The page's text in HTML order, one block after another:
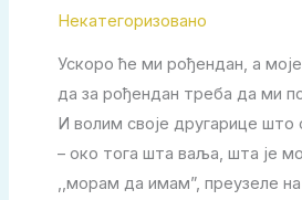
Некатегоризовано
Ускоро ће ми рођендан, а
да за рођендан треба да ми
И волим своје другарице што
– око тога шта ваља, шта је
,,морам да имам”, преузеле